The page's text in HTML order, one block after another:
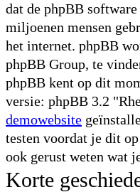
dat de phpBB
miljoenen mensen
het internet. phpBB
phpBB Group, te
phpBB kent op dit
versie: phpBB 3.2
demowebsite
testen voordat je dit
ook gerust weten wat
Korte